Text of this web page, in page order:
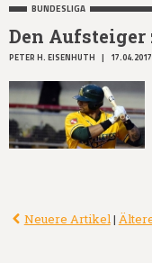
BUNDESLIGA
Den
PETER H. EISENHUTH | 17.04.2017
Neuere Artikel |